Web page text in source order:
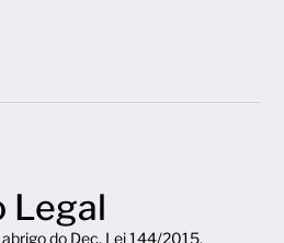
Legal
do Dec. Lei 144/2015,